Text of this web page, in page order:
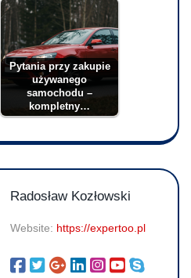
Pytania przy zakupie
używanego
samochodu –
kompletny…
Radosław Kozłowski
Website: https://expertoo.pl